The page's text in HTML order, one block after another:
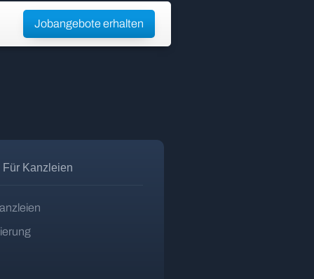
Jobangebote erhalten
Für Kanzleien